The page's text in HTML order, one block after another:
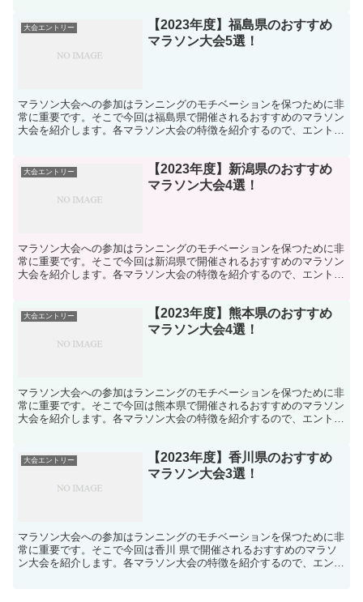
大会エントリー
【2023年度】福島県のおすすめ
マラソン大会5選！
マラソン大会への参加はランニングのモチベーションを保つために非
常に重要です。そこで今回は福島県で開催されるおすすめのマラソン
大会を紹介します。各マラソン大会の特徴を紹介するので、エントリ
大会エントリー
【2023年度】新潟県のおすすめ
マラソン大会4選！
マラソン大会への参加はランニングのモチベーションを保つために非
常に重要です。そこで今回は新潟県で開催されるおすすめのマラソン
大会を紹介します。各マラソン大会の特徴を紹介するので、エントリ
大会エントリー
【2023年度】熊本県のおすすめ
マラソン大会4選！
マラソン大会への参加はランニングのモチベーションを保つために非
常に重要です。そこで今回は熊本県で開催されるおすすめのマラソン
大会を紹介します。各マラソン大会の特徴を紹介するので、エントリ
大会エントリー
【2023年度】香川県のおすすめ
マラソン大会3選！
マラソン大会への参加はランニングのモチベーションを保つために非
常に重要です。そこで今回は香川 県で開催されるおすすめのマラソ
ン大会を紹介します。各マラソン大会の特徴を紹介するので、エント